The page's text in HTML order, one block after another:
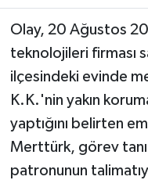
Olay, 20 Ağustos
teknolojileri firması
ilçesindeki evinde
K.K.'nin yakın
yaptığını belirten
Merttürk, görev
patronunun
Yaşam